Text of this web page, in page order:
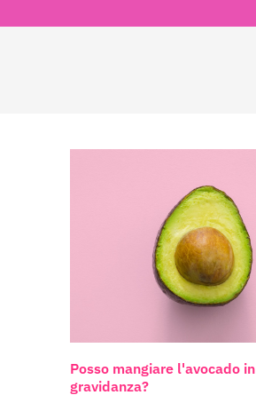
Posso mangiare l'avocado in
gravidanza?